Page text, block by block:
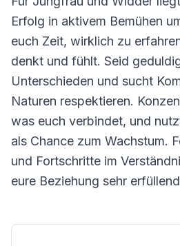
Erfolg in aktivem Bemühen
euch Zeit, wirklich zu
denkt und fühlt. Seid
Unterschieden und sucht
Naturen respektieren.
was euch verbindet, und
als Chance zum Wachstum.
und Fortschritte im
eure Beziehung sehr